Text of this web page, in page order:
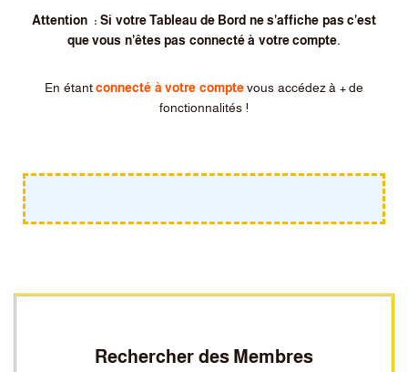
Attention : Si votre Tableau de Bord ne s’affiche pas c’est
que vous n’êtes pas connecté à votre compte.
En étantconnecté à votre comptevous accédez à + de
fonctionnalités !
Rechercher des Membres